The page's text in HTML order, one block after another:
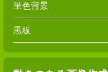
単色背景
黒板